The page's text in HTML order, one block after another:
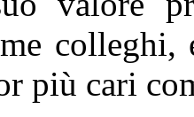
più cari